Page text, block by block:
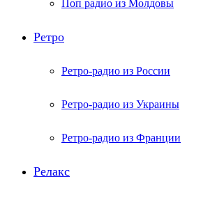
Поп радио из Молдовы
Ретро
Ретро-радио из России
Ретро-радио из Украины
Ретро-радио из Франции
Релакс